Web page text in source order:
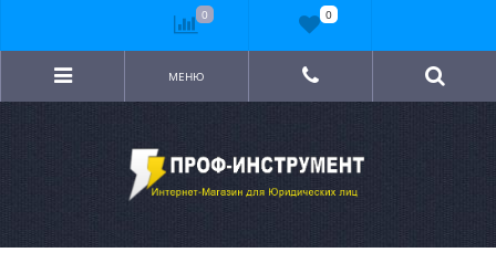
МЕНЮ
0 0